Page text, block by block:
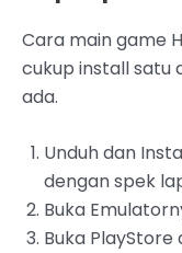
Cara main game
cukup install satu
ada.
Unduh dan
dengan spek
Buka
Buka